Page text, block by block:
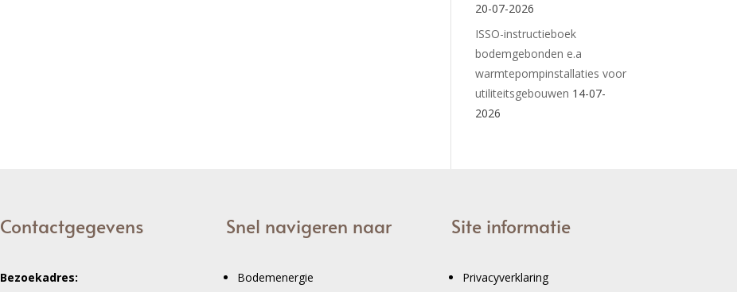
20-07-2026
ISSO-instructieboek
bodemgebonden e.a
warmtepompinstallaties voor
utiliteitsgebouwen 14-07-
2026
Contactgegevens
Bezoekadres:
Snel navigeren naar
Bodemenergie
Site informatie
Privacyverklaring